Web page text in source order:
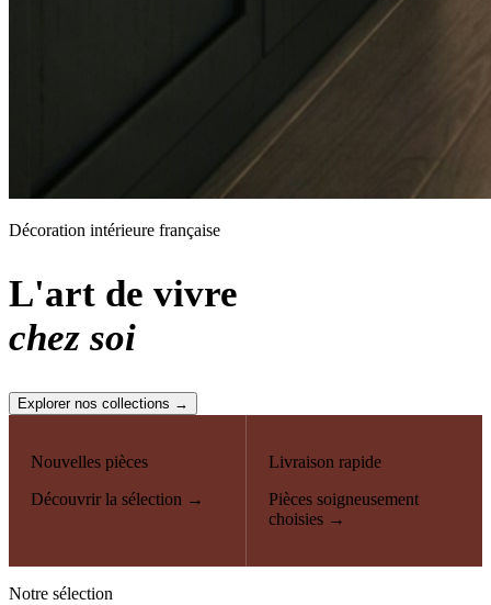
Décoration intérieure française
L'art de vivre
chez soi
Explorer nos collections →
Nouvelles pièces
Découvrir la sélection →
Livraison rapide
Pièces soigneusement
choisies →
Notre sélection